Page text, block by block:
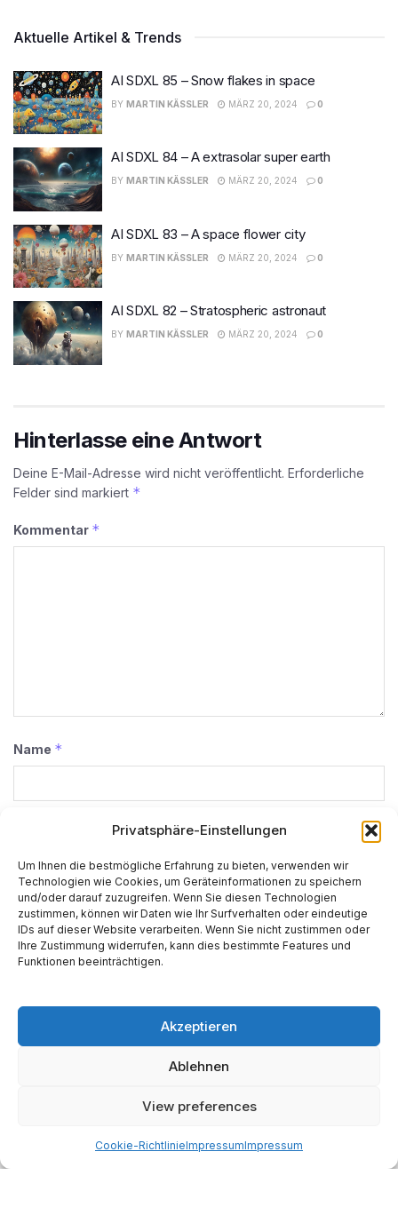
Privatsphäre-Einstellungen
Um Ihnen die bestmögliche Erfahrung zu bieten, verwenden wir
Technologien wie Cookies, um Geräteinformationen zu speichern
und/oder darauf zuzugreifen. Wenn Sie diesen Technologien
zustimmen, können wir Daten wie Ihr Surfverhalten oder eindeutige
IDs auf dieser Website verarbeiten. Wenn Sie nicht zustimmen oder
Ihre Zustimmung widerrufen, kann dies bestimmte Features und
Funktionen beeinträchtigen.
Akzeptieren
Ablehnen
View preferences
Cookie-RichtlinieImpressumImpressum
Aktuelle Artikel & Trends
AI SDXL 85 – Snow flakes in space
BY MARTIN KÄSSLER MÄRZ 20, 2024 0
AI SDXL 84 – A extrasolar super earth
BY MARTIN KÄSSLER MÄRZ 20, 2024 0
AI SDXL 83 – A space flower city
BY MARTIN KÄSSLER MÄRZ 20, 2024 0
AI SDXL 82 – Stratospheric astronaut
BY MARTIN KÄSSLER MÄRZ 20, 2024 0
Hinterlasse eine Antwort
Deine E-Mail-Adresse wird nicht veröffentlicht. Erforderliche
Felder sind markiert *
Kommentar *
Name *
E-Mail-Adresse*
Website
Alternative:
Kapital Prognosen